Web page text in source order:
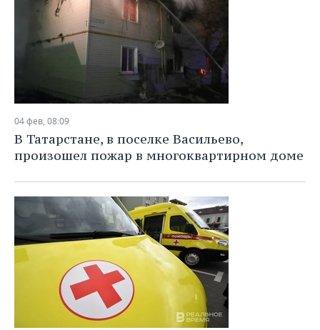
04 фев, 08:09
В Татарстане, в поселке Васильево,
произошел пожар в многоквартирном доме